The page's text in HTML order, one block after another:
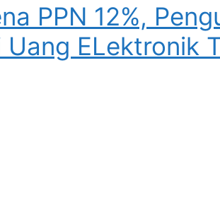
PPN 12%,
Uang ELektronik